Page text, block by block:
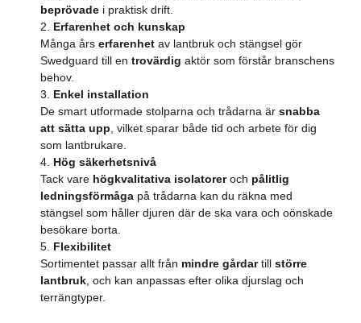
beprövade i praktisk drift.
Erfarenhet och kunskap
Många års erfarenhet av lantbruk och stängsel gör
Swedguard till en trovärdig aktör som förstår branschens
behov.
Enkel installation
De smart utformade stolparna och trådarna är snabba
att sätta upp , vilket sparar både tid och arbete för dig
som lantbrukare.
Hög säkerhetsnivå
Tack vare högkvalitativa isolatoreroch pålitlig
ledningsförmåga på trådarna kan du räkna med
stängsel som håller djuren där de ska vara och oönskade
besökare borta.
Flexibilitet
Sortimentet passar allt från mindre gårdartill större
lantbruk , och kan anpassas efter olika djurslag och
terrängtyper.